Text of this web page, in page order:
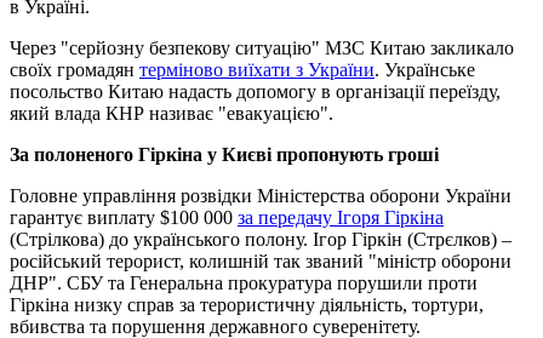
в Україні.
Через "серйозну безпекову ситуацію" МЗС Китаю закликало
своїх громадян терміново виїхати з України. Українське
посольство Китаю надасть допомогу в організації переїзду,
який влада КНР називає "евакуацією".
За полоненого Гіркіна у Києві пропонують гроші
Головне управління розвідки Міністерства оборони України
гарантує виплату $100 000 за передачу Ігоря Гіркіна
(Стрілкова) до українського полону. Ігор Гіркін (Стрєлков) –
російський терорист, колишній так званий "міністр оборони
ДНР". СБУ та Генеральна прокуратура порушили проти
Гіркіна низку справ за терористичну діяльність, тортури,
вбивства та порушення державного суверенітету.